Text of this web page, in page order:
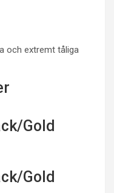
och extremt tåliga
Gold
Gold